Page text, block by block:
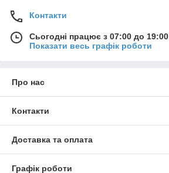
Контакти
Сьогодні працює з 07:00 до 19:00
Показати весь графік роботи
Про нас
Контакти
Доставка та оплата
Графік роботи